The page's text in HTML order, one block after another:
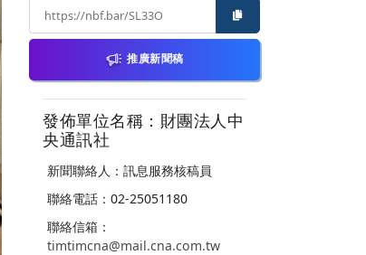
推廣新聞稿
發佈單位名稱：財團法人中
央通訊社
新聞聯絡人：訊息服務核稿員
聯絡電話：02-25051180
聯絡信箱：
timtimcna@mail.cna.com.tw